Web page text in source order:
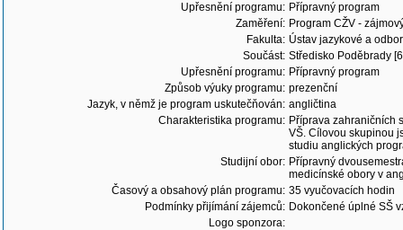
Upřesnění programu: Přípravný program
Zaměření: Program CŽV -
Fakulta: Ústav jazykové a
Součást: Středisko Poděbrady
Upřesnění programu: Přípravný program
Způsob výuky programu: prezenční
Jazyk, v němž je program uskutečňován: angličtina
Charakteristika programu: Příprava zahraničních
VŠ. Cílovou skupinou
studiu anglických
Studijní obor: Přípravný
medicínské obory v
Časový a obsahový plán programu: 35 vyučovacích hodin
Podmínky přijímání zájemců: Dokončené úplné SŠ
Logo sponzora: